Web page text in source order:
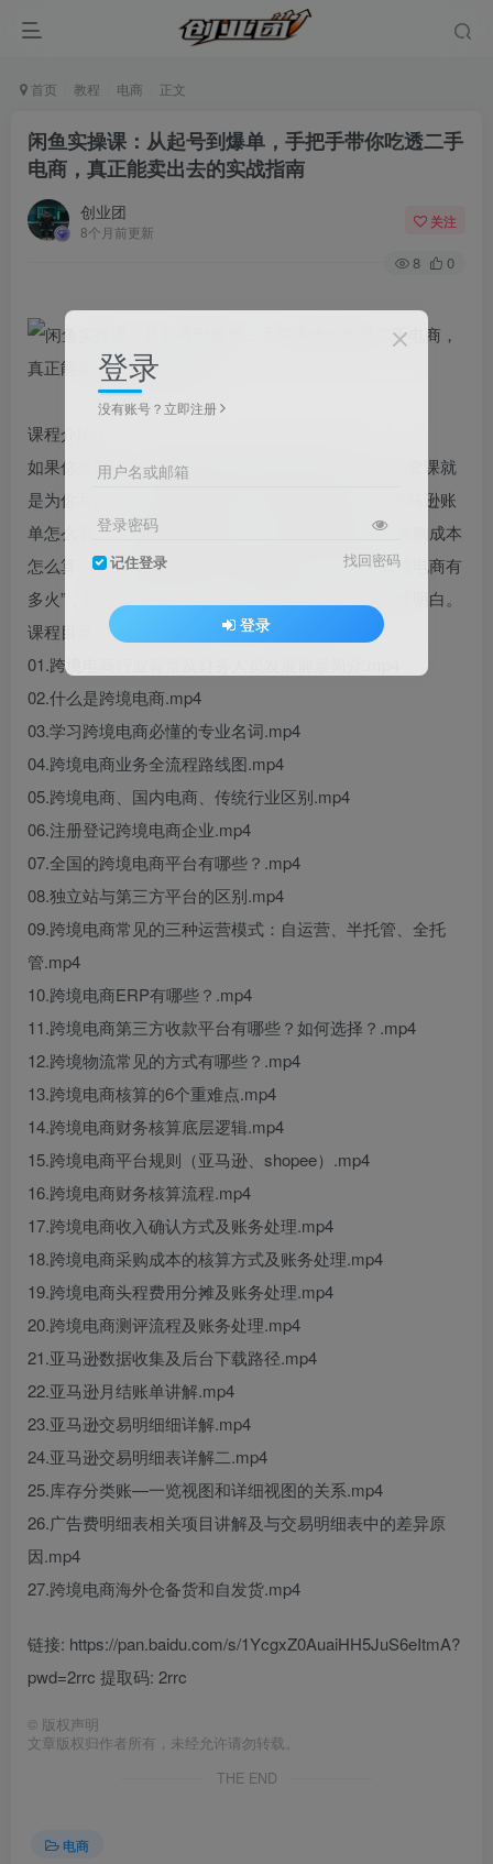
首页 教程 电商 正文
闲鱼实操课：从起号到爆单，手把手带你吃透二手
电商，真正能卖出去的实战指南
创业团
8个月前更新
关注
8 0
课程介绍：
如果你是财务，想搞懂跨境电商的钱到底怎么算，这套课就
是为你写的。没有空泛的概念，直接带你进后台：亚马逊账
单怎么看、Shopee规则怎么用、头程运费怎么摊、采购成本
怎么算……全是财务视角的实操拆解。我们不讲“跨境电商有
多火”，只解决一件事：账，怎么理清楚、钱，怎么算明白。
课程目录：
01.跨境电商行业背景及财务人员发展前景简介.mp4
02.什么是跨境电商.mp4
03.学习跨境电商必懂的专业名词.mp4
04.跨境电商业务全流程路线图.mp4
05.跨境电商、国内电商、传统行业区别.mp4
06.注册登记跨境电商企业.mp4
07.全国的跨境电商平台有哪些？.mp4
08.独立站与第三方平台的区别.mp4
09.跨境电商常见的三种运营模式：自运营、半托管、全托
管.mp4
10.跨境电商ERP有哪些？.mp4
11.跨境电商第三方收款平台有哪些？如何选择？.mp4
12.跨境物流常见的方式有哪些？.mp4
13.跨境电商核算的6个重难点.mp4
14.跨境电商财务核算底层逻辑.mp4
15.跨境电商平台规则（亚马逊、shopee）.mp4
16.跨境电商财务核算流程.mp4
17.跨境电商收入确认方式及账务处理.mp4
18.跨境电商采购成本的核算方式及账务处理.mp4
19.跨境电商头程费用分摊及账务处理.mp4
20.跨境电商测评流程及账务处理.mp4
21.亚马逊数据收集及后台下载路径.mp4
22.亚马逊月结账单讲解.mp4
23.亚马逊交易明细细详解.mp4
24.亚马逊交易明细表详解二.mp4
25.库存分类账—一览视图和详细视图的关系.mp4
26.广告费明细表相关项目讲解及与交易明细表中的差异原
因.mp4
27.跨境电商海外仓备货和自发货.mp4
链接: https://pan.baidu.com/s/1YcgxZ0AuaiHH5JuS6eItmA?
pwd=2rrc 提取码: 2rrc
© 版权声明
文章版权归作者所有，未经允许请勿转载。
THE END
电商
登录
没有账号？立即注册
用户名或邮箱
登录密码
记住登录 找回密码
登录